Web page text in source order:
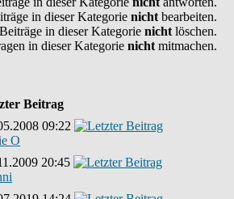
in dieser Kategorie nicht bearbeiten.
in dieser Kategorie nicht löschen.
in dieser Kategorie nicht mitmachen.
Beitrag
09:22
O
20:45